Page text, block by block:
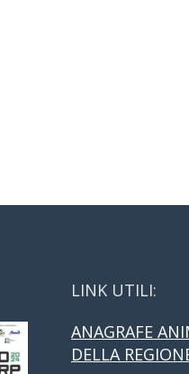
LINK UTILI:
ANAGRAFE
DELLA